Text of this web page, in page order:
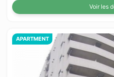
Voir les
APARTMENT